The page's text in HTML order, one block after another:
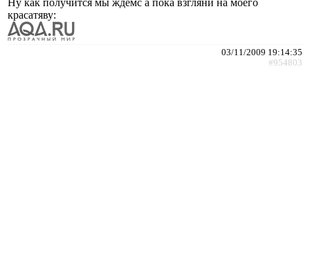
красатяву:
03/11/2009 19:14:35
#954803